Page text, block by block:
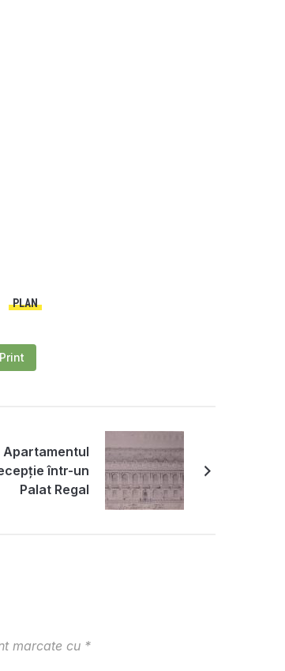
PLAN
Print
Apartamentul
într-un
Palat Regal
marcate cu *